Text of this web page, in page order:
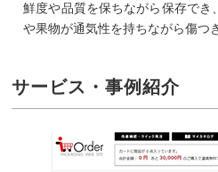
鮮度や品質を保ちながら保存でき
や果物が通気性を持ちながら傷
サービス・事例紹介